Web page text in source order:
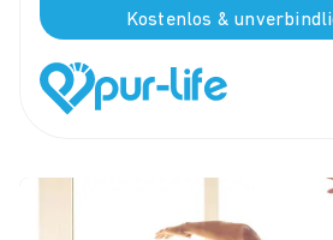
Kostenlos &